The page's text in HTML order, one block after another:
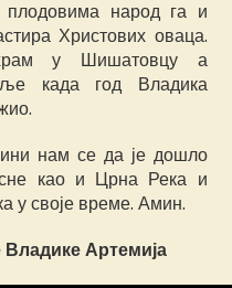
плодовима народ га и
Христових оваца.
у Шишатовцу а
када год Владика
нам се да је дошло
као и Црна Река и
у своје време. Амин.
Артемија